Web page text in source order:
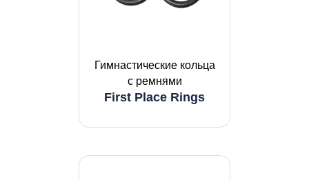
Гимнастические кольца
с ремнями
First Place Rings